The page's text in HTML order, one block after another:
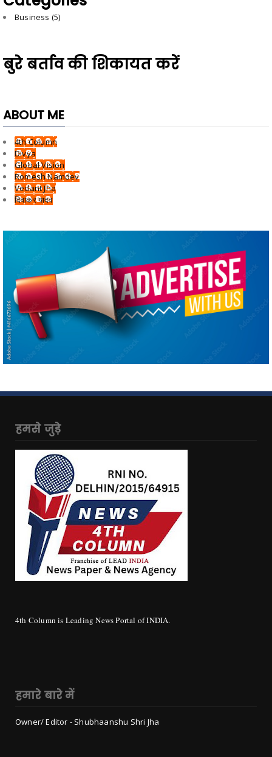
Business (5)
बुरे बर्ताव की शिकायत करें
ABOUT ME
4th Column
Divya
Global Vision
Romesh Namdev
Vedant Jha
दिवाकर यादव
हमसे जुड़े
4th Column is Leading News Portal of INDIA.
हमारे बारे में
Owner/ Editor - Shubhaanshu Shri Jha